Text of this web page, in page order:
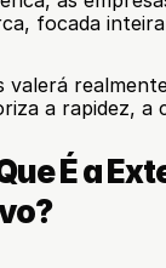
focada
valerá
a rapidez, a
É a